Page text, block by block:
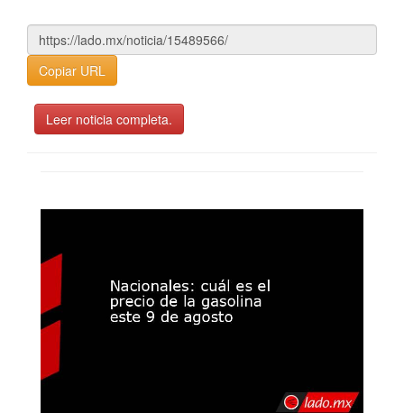
Copiar URL
Leer noticia completa.